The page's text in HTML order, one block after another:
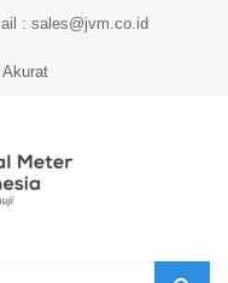
: sales@jvm.co.id